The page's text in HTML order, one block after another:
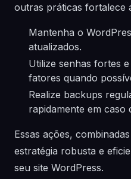
outras práticas fortalece
Mantenha o
atualizados.
Utilize senhas fortes
fatores quando
Realize backups
rapidamente em caso
Essas ações,
estratégia robusta e
seu site WordPress.